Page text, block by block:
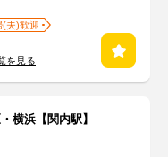
(夫)歓迎
を見る
横浜【関内駅】